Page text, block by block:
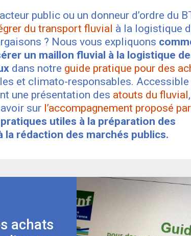
public ou un donneur d’ordre du
du transport fluvial à la logistique
? Nous vous expliquons
un maillon fluvial à la logistique
dans notre guide pratique pour des
et climato-responsables. Accessible
une présentation des atouts du fluvial,
sur l’accompagnement proposé
utiles à la préparation des
la rédaction des marchés publics.
achats